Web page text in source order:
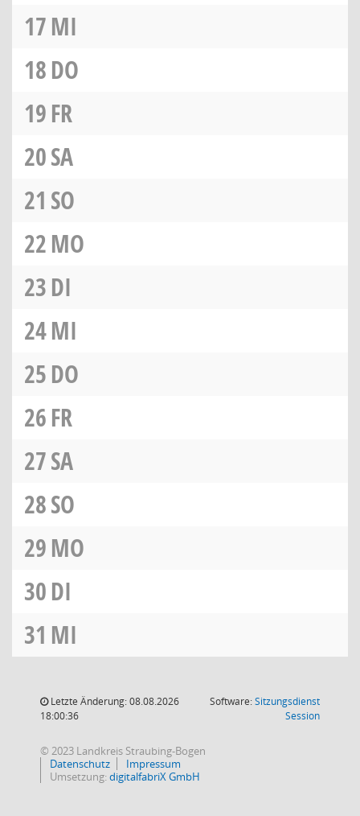
17MI
18DO
19FR
20SA
21 SO
22MO
23DI
24MI
25DO
26FR
27SA
28SO
29MO
30DI
31 MI
Letzte Änderung: 08.08.2026
18:00:36
Software:Sitzungsdienst
Session(Wird in
© 2023 Landkreis Straubing-Bogen
Datenschutz
Impressum
Umsetzung:digitalfabriX GmbH